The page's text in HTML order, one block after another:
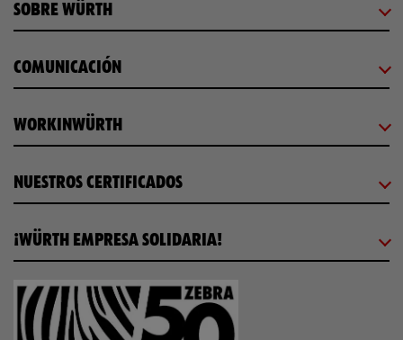
SOBRE WÜRTH
COMUNICACIÓN
WORKINWÜRTH
NUESTROS CERTIFICADOS
¡WÜRTH EMPRESA SOLIDARIA!